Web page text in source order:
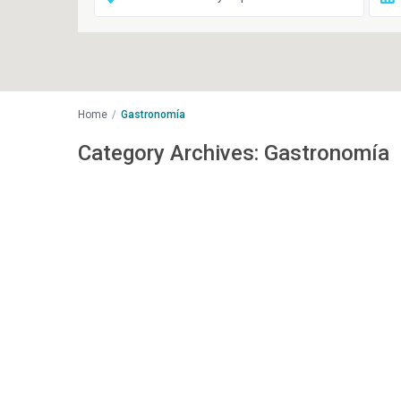
Home Gastronomía
Category Archives: Gastronomía